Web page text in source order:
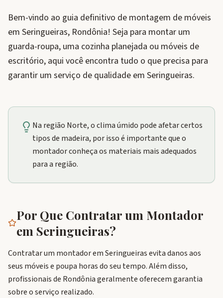
Bem-vindo ao guia definitivo de montagem de móveis
em Seringueiras, Rondônia! Seja para montar um
guarda-roupa, uma cozinha planejada ou móveis de
escritório, aqui você encontra tudo o que precisa para
garantir um serviço de qualidade em Seringueiras.
Na região Norte, o clima úmido pode afetar certos
tipos de madeira, por isso é importante que o
montador conheça os materiais mais adequados
para a região.
Por Que Contratar um Montador
em Seringueiras?
Contratar um montador em Seringueiras evita danos aos
seus móveis e poupa horas do seu tempo. Além disso,
profissionais de Rondônia geralmente oferecem garantia
sobre o serviço realizado.